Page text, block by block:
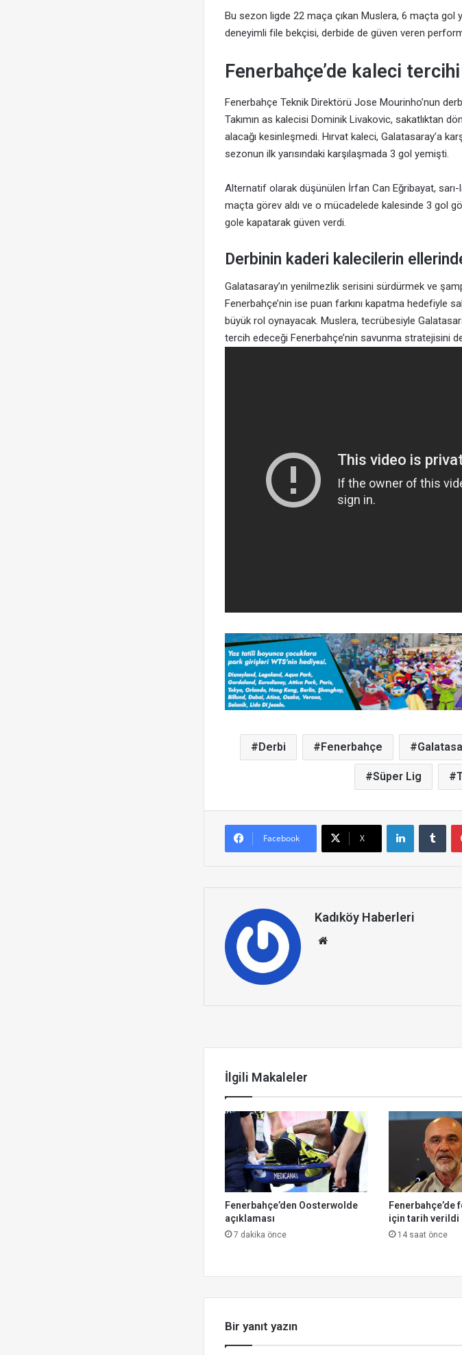
Bu sezon ligde 22 maça çıkan Muslera, 6 maçta gol
deneyimli file bekçisi, derbide de güven veren
Fenerbahçe’de kaleci
Fenerbahçe Teknik Direktörü Jose Mourinho’nun
Takımın as kalecisi Dominik Livakovic, sakatlıktan
alacağı kesinleşmedi. Hırvat kaleci, Galatasaray’a
sezonun ilk yarısındaki karşılaşmada 3 gol yemişti.
Alternatif olarak düşünülen İrfan Can Eğribayat,
maçta görev aldı ve o mücadelede kalesinde 3 gol
gole kapatarak güven verdi.
Derbinin kaderi kalecilerin
Galatasaray’ın yenilmezlik serisini sürdürmek ve
Fenerbahçe’nin ise puan farkını kapatma hedefiyle
büyük rol oynayacak. Muslera, tecrübesiyle
tercih edeceği Fenerbahçe’nin savunma stratejisini
Derbi Fenerbahçe
Süper Lig
Facebook X
Kadıköy Haberleri
İlgili Makaleler
Fenerbahçe’den Oosterwolde
açıklaması
7 dakika önce
için tarih verildi
14 saat önce
Bir yanıt yazın